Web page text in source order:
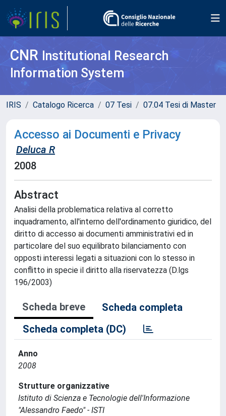
CNR Institutional Research
Information System
IRIS Catalogo Ricerca 07 Tesi 07.04 Tesi di Master
Accesso ai Documenti e Privacy
Deluca R
2008
Abstract
Analisi della problematica relativa al corretto
inquadramento, all'interno dell'ordinamento giuridico, del
diritto di accesso ai documenti amministrativi ed in
particolare del suo equilibrato bilanciamento con
opposti interessi legati a situazioni con lo stesso in
conflitto in specie il diritto alla riservatezza (D.lgs
196/2003)
Scheda breve
Scheda completa
Scheda completa (DC)
Anno
2008
Strutture organizzative
Istituto di Scienza e Tecnologie dell'Informazione
"Alessandro Faedo" - ISTI